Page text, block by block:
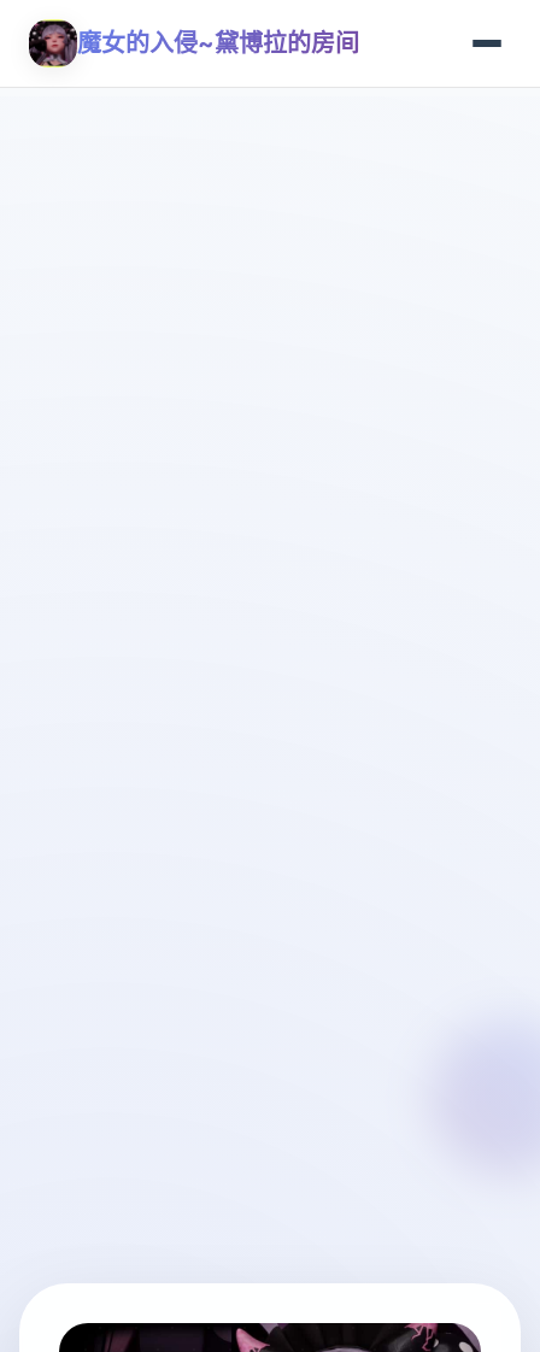
魔女的入侵~黛博拉的房间